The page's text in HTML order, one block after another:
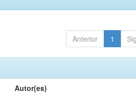
Anterior 1
Autor(es)